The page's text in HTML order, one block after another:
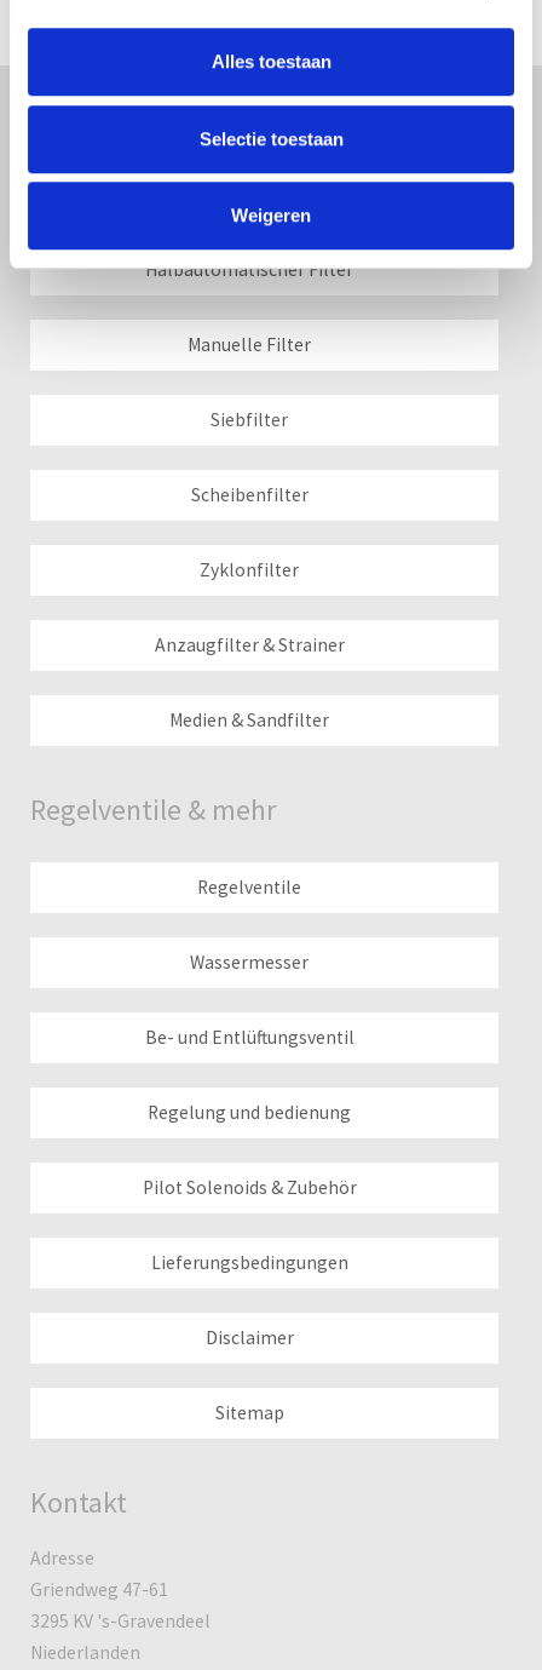
Alles toestaan
Selectie toestaan
Weigeren
Filter
Halbautomatischer Filter
Manuelle Filter
Siebfilter
Scheibenfilter
Zyklonfilter
Anzaugfilter & Strainer
Medien & Sandfilter
Regelventile & mehr
Regelventile
Wassermesser
Be- und Entlüftungsventil
Regelung und bedienung
Pilot Solenoids & Zubehör
Lieferungsbedingungen
Disclaimer
Sitemap
Kontakt
Adresse
Griendweg 47-61
3295 KV 's-Gravendeel
Niederlanden